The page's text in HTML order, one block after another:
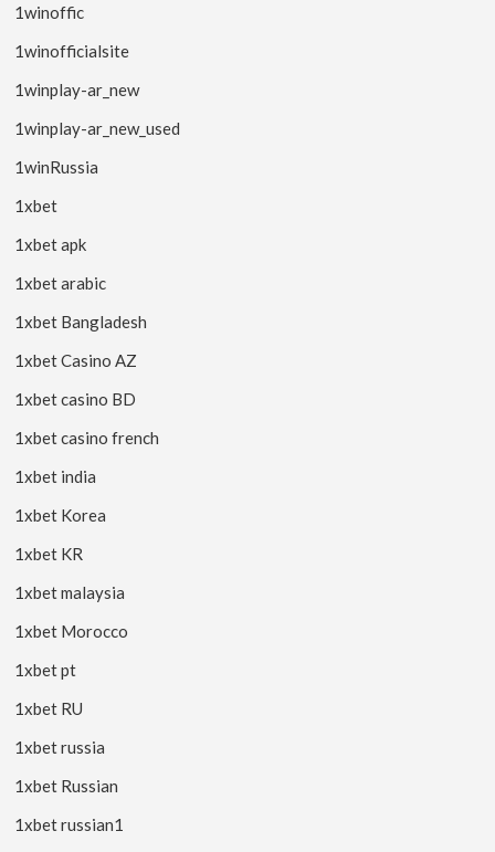
1winoffic
1winofficialsite
1winplay-ar_new
1winplay-ar_new_used
1winRussia
1xbet
1xbet apk
1xbet arabic
1xbet Bangladesh
1xbet Casino AZ
1xbet casino BD
1xbet casino french
1xbet india
1xbet Korea
1xbet KR
1xbet malaysia
1xbet Morocco
1xbet pt
1xbet RU
1xbet russia
1xbet Russian
1xbet russian1